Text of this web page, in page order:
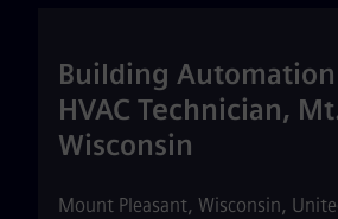
Building Automation
HVAC Technician,
Wisconsin
Mount Pleasant, Wisconsin,